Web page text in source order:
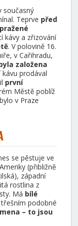
současný
Teprve před
kávy a zřizování
. V polovině 16.
v Cařihradu,
založena
kávu prodával
první
Městě poblíž
v Praze
se pěstuje ve
(přibližně
západní
rostlina z
Má bílé
podobné
– to jsou